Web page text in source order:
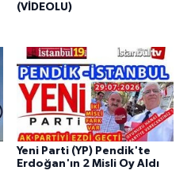
(VİDEOLU)
Yeni Parti (YP) Pendik'te
Erdoğan'ın 2 Misli Oy Aldı